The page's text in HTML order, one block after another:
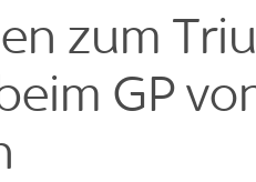
zum
GP